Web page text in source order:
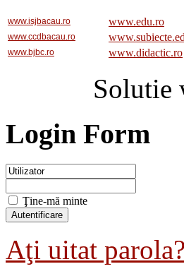
www.isjbacau.ro www.edu.ro
www.ccdbacau.ro
www.bjbc.ro www.didactic.ro
Solutie
Login Form
Ţine-mă minte
Aţi uitat parola?